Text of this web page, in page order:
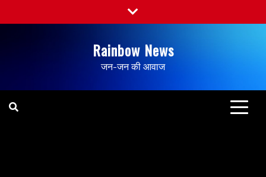
Rainbow News
जन-जन की आवाज